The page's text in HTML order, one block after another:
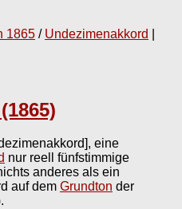
1865 / Undezimenakkord
eine
nur reell fünfstimmige
anderes als ein
auf dem Grundton der